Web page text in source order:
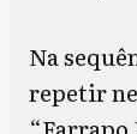
Na
repetir
“Farrapo